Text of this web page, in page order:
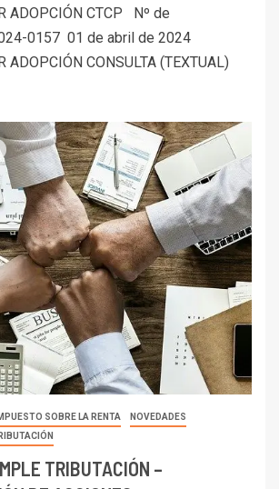
ADOPCIÓN CTCP Nº de
0157 01 de abril de 2024
ADOPCIÓN CONSULTA (TEXTUAL)
SOBRE LA RENTA
NOVEDADES
TRIBUTACIÓN –